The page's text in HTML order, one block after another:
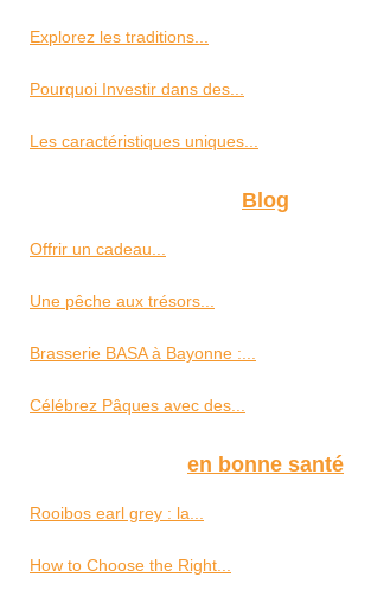
Explorez les traditions...
Pourquoi Investir dans des...
Les caractéristiques uniques...
Blog
Offrir un cadeau...
Une pêche aux trésors...
Brasserie BASA à Bayonne :...
Célébrez Pâques avec des...
en bonne santé
Rooibos earl grey : la...
How to Choose the Right...